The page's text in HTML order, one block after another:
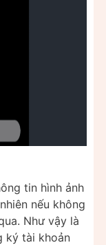
tin hình ảnh
nếu không
Như vậy là
ký tài khoản